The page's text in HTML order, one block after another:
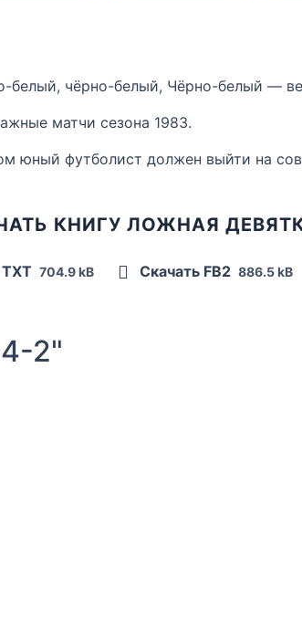
чёрно-белый, Чёрно-белый —
матчи сезона 1983.
юный футболист должен выйти на
КНИГУ ЛОЖНАЯ
704.9 kB Скачать FB2 886.5 kB
2"